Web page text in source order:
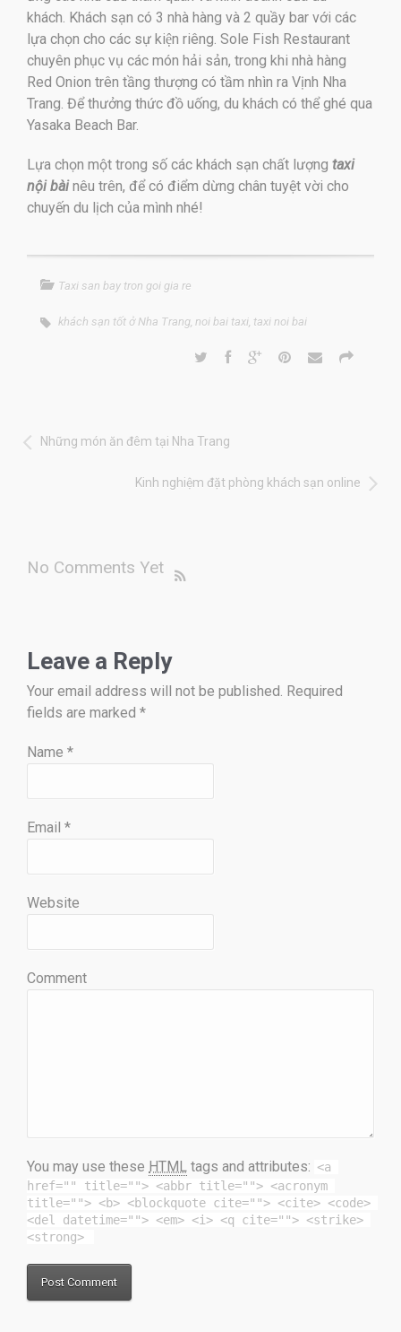
khách. Khách sạn có 3 nhà hàng và 2 quầy bar với các
lựa chọn cho các sự kiện riêng. Sole Fish Restaurant
chuyên phục vụ các món hải sản, trong khi nhà hàng
Red Onion trên tầng thượng có tầm nhìn ra Vịnh Nha
Trang. Để thưởng thức đồ uống, du khách có thể ghé qua
Yasaka Beach Bar.
Lựa chọn một trong số các khách sạn chất lượng taxi
nội bàinêu trên, để có điểm dừng chân tuyệt vời cho
chuyến du lịch của mình nhé!
Taxi san bay tron goi gia re
khách sạn tốt ở Nha Trang noi bai taxi taxi noi bai
Những món ăn đêm tại Nha Trang
Kinh nghiệm đặt phòng khách sạn online
No Comments Yet
Leave a Reply
Your email address will not be published. Required
fields are marked *
Name *
Email *
Website
Comment
You may use these HTML tags and attributes: <a
href="" title=""> <abbr title=""> <acronym
title=""> <b> <blockquote cite=""> <cite> <code>
<del datetime=""> <em> <i> <q cite=""> <strike>
<strong>